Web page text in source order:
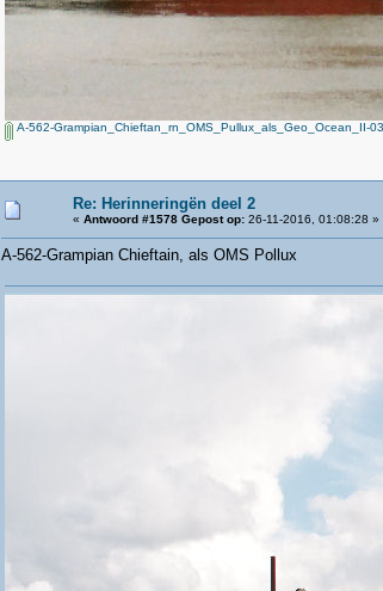
A-562-Grampian_Chieftan_rn_OMS_Pullux_als_Geo_Ocean_II-
Re: Herinneringën deel 2
« Antwoord #1578 Gepost op:26-11-2016, 01:08:28 »
A-562-Grampian Chieftain, als OMS Pollux